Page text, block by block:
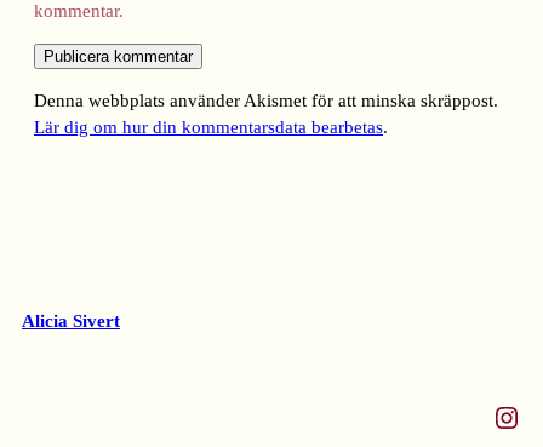
kommentar.
Denna webbplats använder Akismet för att minska skräppost.
Lär dig om hur din kommentarsdata bearbetas.
Alicia Sivert
Instagram